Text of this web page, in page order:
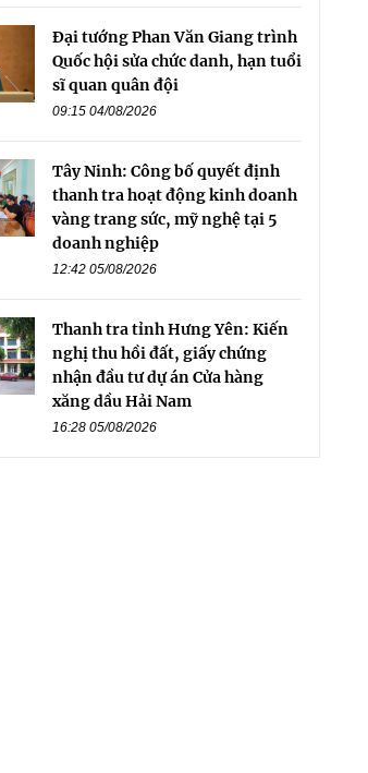
Đại tướng Phan Văn Giang trình
Quốc hội sửa chức danh, hạn tuổi
sĩ quan quân đội
09:15 04/08/2026
Tây Ninh: Công bố quyết định
thanh tra hoạt động kinh doanh
vàng trang sức, mỹ nghệ tại 5
doanh nghiệp
12:42 05/08/2026
Thanh tra tỉnh Hưng Yên: Kiến
nghị thu hồi đất, giấy chứng
nhận đầu tư dự án Cửa hàng
xăng dầu Hải Nam
16:28 05/08/2026